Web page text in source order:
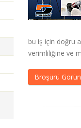
bu iş için doğru
verimliliğine ve
Broşürü